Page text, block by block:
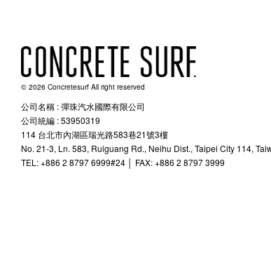
© 2026 Concretesurf All right reserved
公司名稱 : 彈珠汽水國際有限公司
公司統編 : 53950319
114 台北市內湖區瑞光路583巷21號3樓
No. 21-3, Ln. 583, Ruiguang Rd., Neihu Dist., Taipei City 114,
TEL: +886 2 8797 6999#24 │ FAX: +886 2 8797 3999